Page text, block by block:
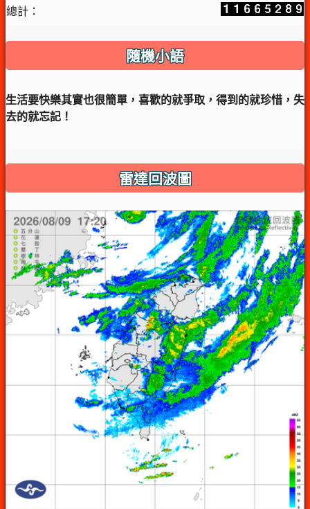
總計：
隨機小語
生活要快樂其實也很簡單，喜歡的就爭取，得到的就珍惜，失
去的就忘記！
雷達回波圖